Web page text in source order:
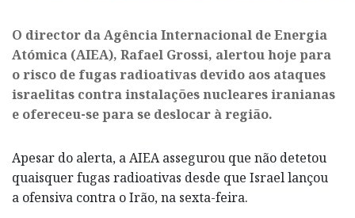
O director da Agência Internacional de Energia
Atómica (AIEA), Rafael Grossi, alertou hoje para
o risco de fugas radioativas devido aos ataques
israelitas contra instalações nucleares iranianas
e ofereceu-se para se deslocar à região.
Apesar do alerta, a AIEA assegurou que não detetou
quaisquer fugas radioativas desde que Israel lançou
a ofensiva contra o Irão, na sexta-feira.